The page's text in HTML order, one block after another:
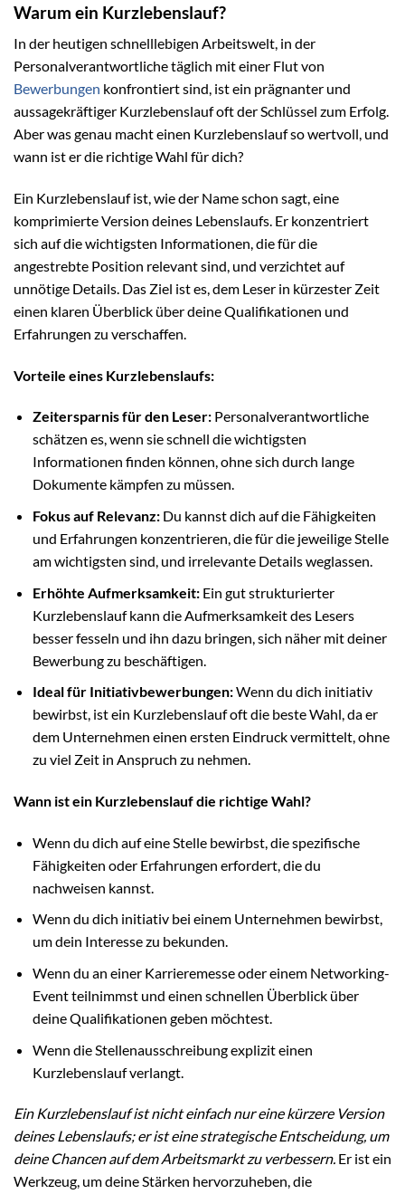
Warum ein Kurzlebenslauf?
In der heutigen schnelllebigen Arbeitswelt, in der
Personalverantwortliche täglich mit einer Flut von
Bewerbungen konfrontiert sind, ist ein prägnanter und
aussagekräftiger Kurzlebenslauf oft der Schlüssel zum Erfolg.
Aber was genau macht einen Kurzlebenslauf so wertvoll, und
wann ist er die richtige Wahl für dich?
Ein Kurzlebenslauf ist, wie der Name schon sagt, eine
komprimierte Version deines Lebenslaufs. Er konzentriert
sich auf die wichtigsten Informationen, die für die
angestrebte Position relevant sind, und verzichtet auf
unnötige Details. Das Ziel ist es, dem Leser in kürzester Zeit
einen klaren Überblick über deine Qualifikationen und
Erfahrungen zu verschaffen.
Vorteile eines Kurzlebenslaufs:
Zeitersparnis für den Leser:Personalverantwortliche
schätzen es, wenn sie schnell die wichtigsten
Informationen finden können, ohne sich durch lange
Dokumente kämpfen zu müssen.
Fokus auf Relevanz:Du kannst dich auf die Fähigkeiten
und Erfahrungen konzentrieren, die für die jeweilige Stelle
am wichtigsten sind, und irrelevante Details weglassen.
Erhöhte Aufmerksamkeit:Ein gut strukturierter
Kurzlebenslauf kann die Aufmerksamkeit des Lesers
besser fesseln und ihn dazu bringen, sich näher mit deiner
Bewerbung zu beschäftigen.
Ideal für Initiativbewerbungen:Wenn du dich initiativ
bewirbst, ist ein Kurzlebenslauf oft die beste Wahl, da er
dem Unternehmen einen ersten Eindruck vermittelt, ohne
zu viel Zeit in Anspruch zu nehmen.
Wann ist ein Kurzlebenslauf die richtige Wahl?
Wenn du dich auf eine Stelle bewirbst, die spezifische
Fähigkeiten oder Erfahrungen erfordert, die du
nachweisen kannst.
Wenn du dich initiativ bei einem Unternehmen bewirbst,
um dein Interesse zu bekunden.
Wenn du an einer Karrieremesse oder einem Networking-
Event teilnimmst und einen schnellen Überblick über
deine Qualifikationen geben möchtest.
Wenn die Stellenausschreibung explizit einen
Kurzlebenslauf verlangt.
Ein Kurzlebenslauf ist nicht einfach nur eine kürzere Version
deines Lebenslaufs; er ist eine strategische Entscheidung, um
deine Chancen auf dem Arbeitsmarkt zu verbessern. Er ist ein
Werkzeug, um deine Stärken hervorzuheben, die